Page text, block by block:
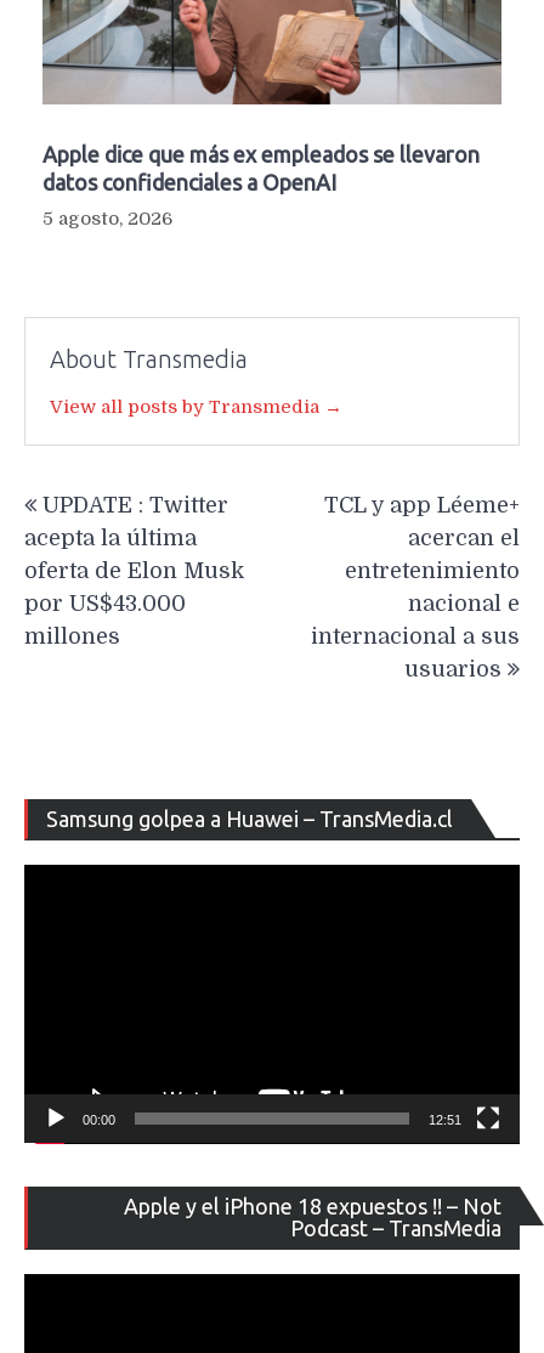
Apple dice que más ex empleados se llevaron
datos confidenciales a OpenAI
5 agosto, 2026
About Transmedia
View all posts by Transmedia →
entradas
UPDATE : Twitter
acepta la última
oferta de Elon Musk
por US$43.000
millones
TCL y app Léeme+
acercan el
entretenimiento
nacional e
internacional a sus
usuarios
Samsung golpea a Huawei – TransMedia.cl
de
00:00 12:51
Apple y el iPhone 18 expuestos !! – Not
Podcast – TransMedia
de